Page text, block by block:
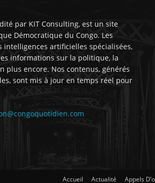
par KIT Consulting, est un site
Démocratique du Congo. Les
intelligences artificielles spécialisées,
informations sur la politique, la
plus encore. Nos contenus, générés
sont mis à jour en temps réel pour
Accueil Actualité Appels